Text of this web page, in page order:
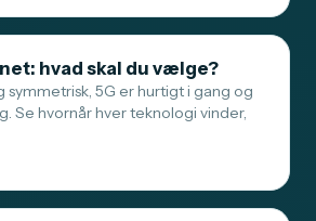
hvad skal du vælge?
symmetrisk, 5G er hurtigt i gang og
Se hvornår hver teknologi vinder,